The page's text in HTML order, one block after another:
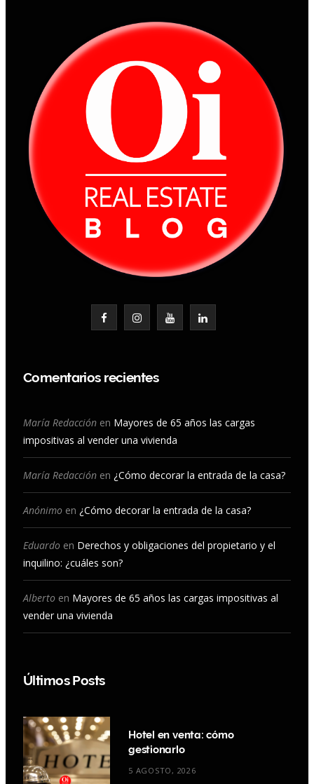
b
o
o
I
a
g
r
m
Y
u
b
e
L
e
I
Comentarios recientes
María Redacción en Mayores de 65 años las cargas
impositivas al vender una vivienda
María Redacción en ¿Cómo decorar la entrada de la casa?
Anónimo en ¿Cómo decorar la entrada de la casa?
Eduardo en Derechos y obligaciones del propietario y el
inquilino: ¿cuáles son?
Alberto en Mayores de 65 años las cargas impositivas al
vender una vivienda
Últimos Posts
Hotel en venta: cómo
gestionarlo
5 AGOSTO, 2026